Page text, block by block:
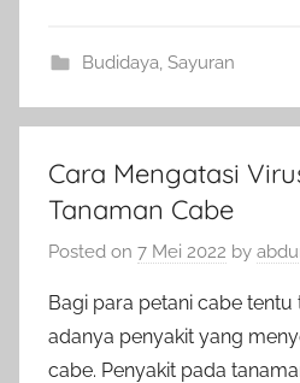
Budidaya Sayuran
Cara Mengatasi
Tanaman Cabe
Posted on 7 Mei 2022 by
Bagi para petani cabe tentu
adanya penyakit yang
cabe. Penyakit pada